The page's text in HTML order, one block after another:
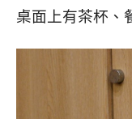
桌面上有茶杯、